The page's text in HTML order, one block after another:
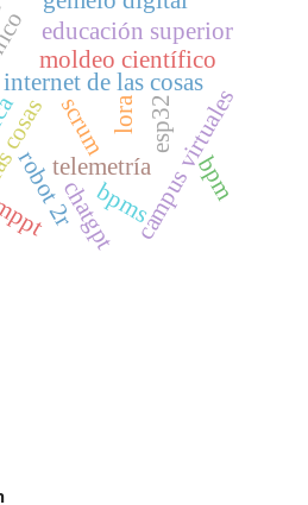
internet de las cosas
moldeo científico
campus virtuales
educación superior
lora
telemetría
scrum
robot 2r
esp32
chatgpt bpm
bpms